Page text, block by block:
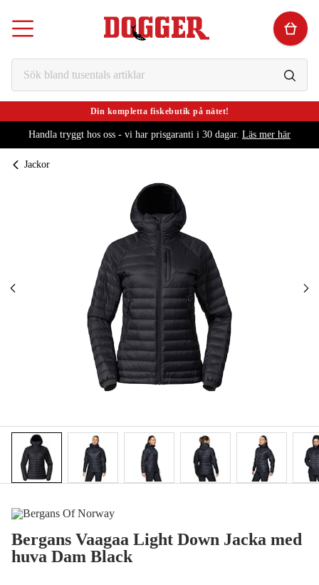
Din kompletta fiskebutik på nätet!
Handla tryggt hos oss - vi har prisgaranti i 30 dagar. Läs mer här
Jackor
Bergans Vaagaa Light Down Jacka med
huva Dam Black